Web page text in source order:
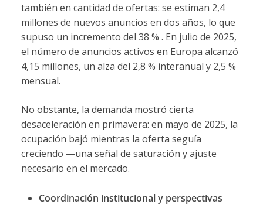
también en cantidad de ofertas: se estiman 2,4
millones de nuevos anuncios en dos años, lo que
supuso un incremento del 38 % . En julio de 2025,
el número de anuncios activos en Europa alcanzó
4,15 millones, un alza del 2,8 % interanual y 2,5 %
mensual.
No obstante, la demanda mostró cierta
desaceleración en primavera: en mayo de 2025, la
ocupación bajó mientras la oferta seguía
creciendo —una señal de saturación y ajuste
necesario en el mercado.
Coordinación institucional y perspectivas